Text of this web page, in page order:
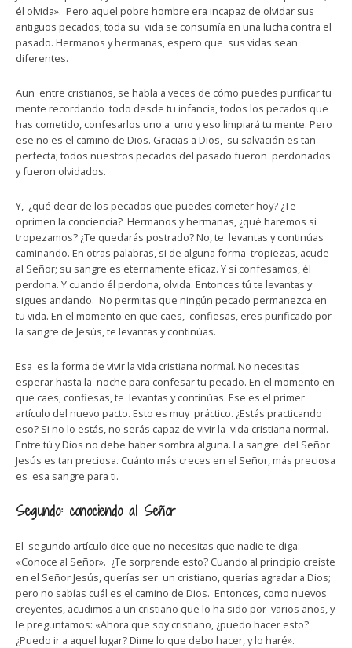
él olvida». Pero aquel pobre hombre era incapaz de olvidar sus
antiguos pecados; toda su vida se consumía en una lucha contra el
pasado. Hermanos y hermanas, espero que sus vidas sean
diferentes.
Aun entre cristianos, se habla a veces de cómo puedes purificar tu
mente recordando todo desde tu infancia, todos los pecados que
has cometido, confesarlos uno a uno y eso limpiará tu mente. Pero
ese no es el camino de Dios. Gracias a Dios, su salvación es tan
perfecta; todos nuestros pecados del pasado fueron perdonados
y fueron olvidados.
Y, ¿qué decir de los pecados que puedes cometer hoy? ¿Te
oprimen la conciencia? Hermanos y hermanas, ¿qué haremos si
tropezamos? ¿Te quedarás postrado? No, te levantas y continúas
caminando. En otras palabras, si de alguna forma tropiezas, acude
al Señor; su sangre es eternamente eficaz. Y si confesamos, él
perdona. Y cuando él perdona, olvida. Entonces tú te levantas y
sigues andando. No permitas que ningún pecado permanezca en
tu vida. En el momento en que caes, confiesas, eres purificado por
la sangre de Jesús, te levantas y continúas.
Esa es la forma de vivir la vida cristiana normal. No necesitas
esperar hasta la noche para confesar tu pecado. En el momento en
que caes, confiesas, te levantas y continúas. Ese es el primer
artículo del nuevo pacto. Esto es muy práctico. ¿Estás practicando
eso? Si no lo estás, no serás capaz de vivir la vida cristiana normal.
Entre tú y Dios no debe haber sombra alguna. La sangre del Señor
Jesús es tan preciosa. Cuánto más creces en el Señor, más preciosa
es esa sangre para ti.
Segundo: conociendo al Señor
El segundo artículo dice que no necesitas que nadie te diga:
«Conoce al Señor». ¿Te sorprende esto? Cuando al principio creíste
en el Señor Jesús, querías ser un cristiano, querías agradar a Dios;
pero no sabías cuál es el camino de Dios. Entonces, como nuevos
creyentes, acudimos a un cristiano que lo ha sido por varios años, y
le preguntamos: «Ahora que soy cristiano, ¿puedo hacer esto?
¿Puedo ir a aquel lugar? Dime lo que debo hacer, y lo haré».